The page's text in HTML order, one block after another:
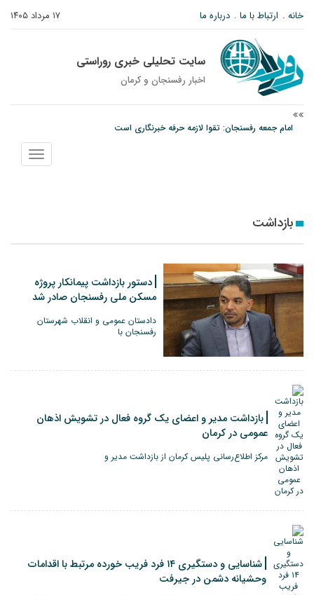
۱۷ مرداد ۱۴۰۵ خانه ارتباط با ما درباره ما
سایت تحلیلی خبری روراستی
اخبار رفسنجان و كرمان
امام جمعه رفسنجان: تقوا لازمه حرفه خبرنگاری است
پیش‌بینی هواشناسی برای استان کرمان؛ از وزش باد و گردوخاک تا رگبار و رعدوبرق
نمایش
منو
بازداشت
دستور بازداشت پیمانکار پروژه
مسکن ملی رفسنجان صادر شد
دادستان عمومی و انقلاب شهرستان
رفسنجان با
بازداشت مدیر و اعضای یک گروه فعال در تشویش اذهان
عمومی در کرمان
مرکز اطلاع‌رسانی پلیس کرمان از بازداشت مدیر و
شناسایی و دستگیری ۱۴ فرد فریب خورده مرتبط با اقدامات
وحشیانه دشمن در جیرفت